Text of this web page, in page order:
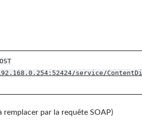
service/
remplacer par la requête SOAP)